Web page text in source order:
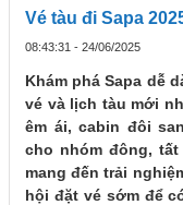
Vé tàu đi Sapa
08:43:31 - 24/06/2025
Khám phá Sapa dễ
vé và lịch tàu mới
êm ái, cabin đôi
cho nhóm đông,
mang đến trải
hội đặt vé sớm để